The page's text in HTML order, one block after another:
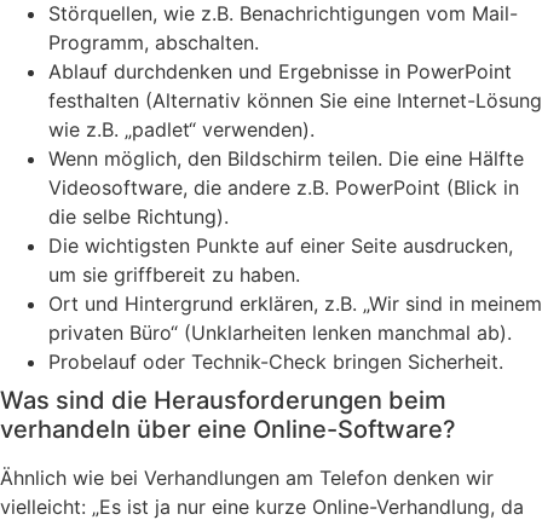
Störquellen, wie z.B. Benachrichtigungen vom Mail-
Programm, abschalten.
Ablauf durchdenken und Ergebnisse in PowerPoint
festhalten (Alternativ können Sie eine Internet-Lösung
wie z.B. „padlet“ verwenden).
Wenn möglich, den Bildschirm teilen. Die eine Hälfte
Videosoftware, die andere z.B. PowerPoint (Blick in
die selbe Richtung).
Die wichtigsten Punkte auf einer Seite ausdrucken,
um sie griffbereit zu haben.
Ort und Hintergrund erklären, z.B. „Wir sind in meinem
privaten Büro“ (Unklarheiten lenken manchmal ab).
Probelauf oder Technik-Check bringen Sicherheit.
Was sind die Herausforderungen beim
verhandeln über eine Online-Software?
Ähnlich wie bei Verhandlungen am Telefon denken wir
vielleicht: „Es ist ja nur eine kurze Online-Verhandlung, da